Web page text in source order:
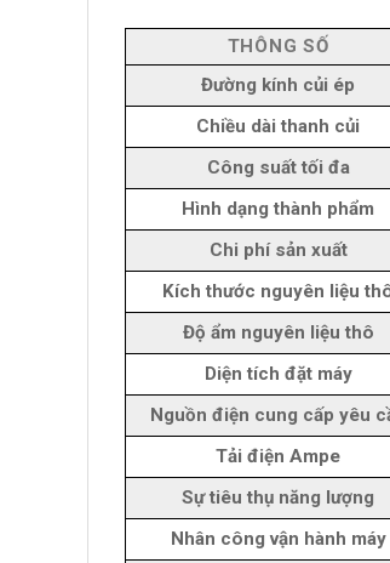
THÔNG SỐ
Đường kính củi ép
Chiều dài thanh củi
Công suất tối đa
Hình dạng thành phẩm
Chi phí sản xuất
Kích thước nguyên liệu
Độ ẩm nguyên liệu thô
Diện tích đặt máy
Nguồn điện cung cấp yêu
Tải điện Ampe
Sự tiêu thụ năng lượng
Nhân công vận hành máy